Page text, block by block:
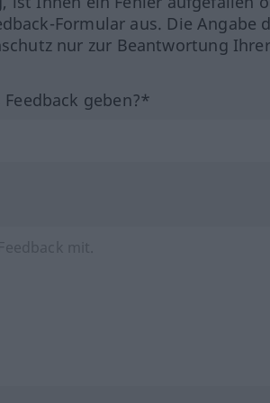
Formular aus. Die
nur zur Beantwortung
geben?*